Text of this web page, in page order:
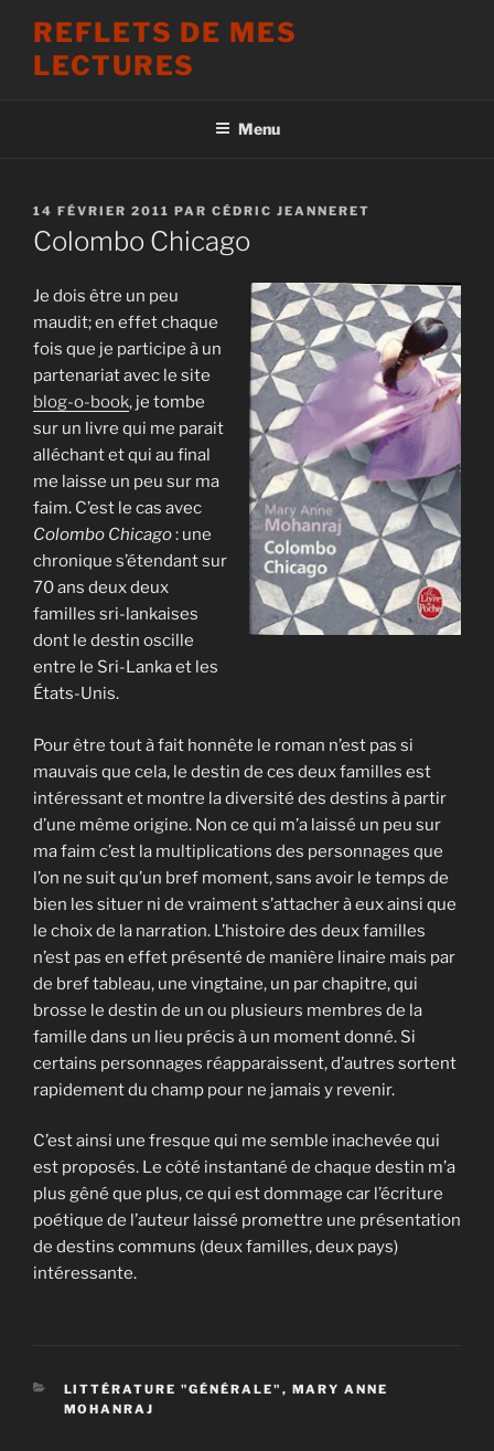
contenu
REFLETS DE MES
LECTURES
Menu
PUBLIÉ
LE
14 FÉVRIER 2011 PAR CÉDRIC JEANNERET
Colombo Chicago
Je dois être un peu
maudit; en effet chaque
fois que je participe à un
partenariat avec le site
blog-o-book, je tombe
sur un livre qui me parait
alléchant et qui au final
me laisse un peu sur ma
faim. C’est le cas avec
Colombo Chicago: une
chronique s’étendant sur
70 ans deux deux
familles sri-lankaises
dont le destin oscille
entre le Sri-Lanka et les
États-Unis.
Pour être tout à fait honnête le roman n’est pas si
mauvais que cela, le destin de ces deux familles est
intéressant et montre la diversité des destins à partir
d’une même origine. Non ce qui m’a laissé un peu sur
ma faim c’est la multiplications des personnages que
l’on ne suit qu’un bref moment, sans avoir le temps de
bien les situer ni de vraiment s’attacher à eux ainsi que
le choix de la narration. L’histoire des deux familles
n’est pas en effet présenté de manière linaire mais par
de bref tableau, une vingtaine, un par chapitre, qui
brosse le destin de un ou plusieurs membres de la
famille dans un lieu précis à un moment donné. Si
certains personnages réapparaissent, d’autres sortent
rapidement du champ pour ne jamais y revenir.
C’est ainsi une fresque qui me semble inachevée qui
est proposés. Le côté instantané de chaque destin m’a
plus gêné que plus, ce qui est dommage car l’écriture
poétique de l’auteur laissé promettre une présentation
de destins communs (deux familles, deux pays)
intéressante.
CATÉGORIES
LITTÉRATURE "GÉNÉRALE" , MARY ANNE
MOHANRAJ